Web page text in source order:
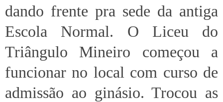
dando frente pra sede da antiga
Escola Normal. O Liceu do
Triângulo Mineiro começou a
funcionar no local com curso de
admissão ao ginásio. Trocou as